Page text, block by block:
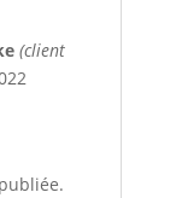
(client